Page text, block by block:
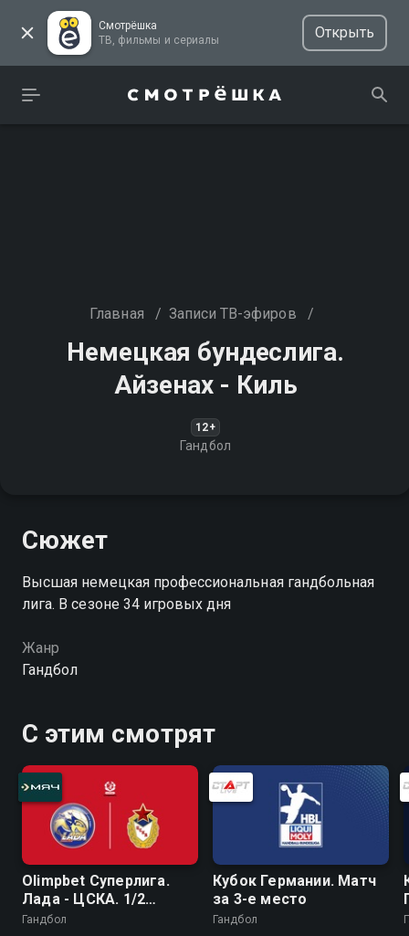
Смотрёшка
ТВ, фильмы и сериалы
Открыть
Главная / Записи ТВ-эфиров /
Немецкая бундеслига.
Айзенах - Киль
12+
Гандбол
Сюжет
Высшая немецкая профессиональная гандбольная
лига. В сезоне 34 игровых дня
Жанр
Гандбол
С этим смотрят
Olimpbet Суперлига.
Лада - ЦСКА. 1/2
финала. Женщины
Гандбол
Кубок Германии. Матч
за 3-е место
Гандбол